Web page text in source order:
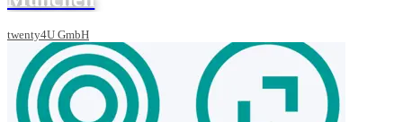
twenty4U GmbH